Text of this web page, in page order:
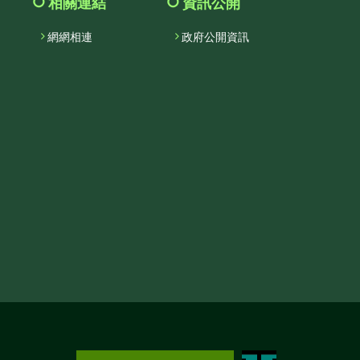
相關連結
網網相連
資訊公開
政府公開資訊